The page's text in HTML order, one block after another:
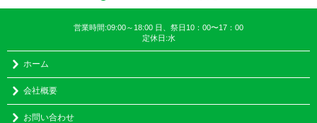
営業時間:09:00～18:00 日、祭日10：00〜17：00
定休日:水
ホーム
会社概要
お問い合わせ